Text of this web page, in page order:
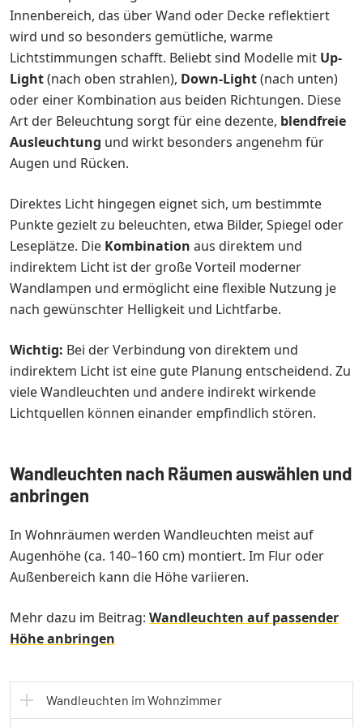
Innenbereich, das über Wand oder Decke reflektiert
wird und so besonders gemütliche, warme
Lichtstimmungen schafft. Beliebt sind Modelle mit Up-
Light(nach oben strahlen), Down-Light(nach unten)
oder einer Kombination aus beiden Richtungen. Diese
Art der Beleuchtung sorgt für eine dezente, blendfreie
Ausleuchtung und wirkt besonders angenehm für
Augen und Rücken.
Direktes Licht hingegen eignet sich, um bestimmte
Punkte gezielt zu beleuchten, etwa Bilder, Spiegel oder
Leseplätze. Die Kombination aus direktem und
indirektem Licht ist der große Vorteil moderner
Wandlampen und ermöglicht eine flexible Nutzung je
nach gewünschter Helligkeit und Lichtfarbe.
Wichtig: Bei der Verbindung von direktem und
indirektem Licht ist eine gute Planung entscheidend. Zu
viele Wandleuchten und andere indirekt wirkende
Lichtquellen können einander empfindlich stören.
Wandleuchten nach Räumen auswählen und
anbringen
In Wohnräumen werden Wandleuchten meist auf
Augenhöhe (ca. 140–160 cm) montiert. Im Flur oder
Außenbereich kann die Höhe variieren.
Mehr dazu im Beitrag: Wandleuchten auf passender
Höhe anbringen
Wandleuchten im Wohnzimmer